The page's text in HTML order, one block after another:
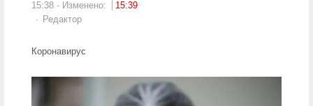
15:38
Изменено:
15:39
Author
Редактор
Коронавирус